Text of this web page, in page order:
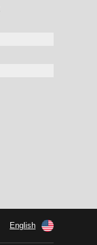
English